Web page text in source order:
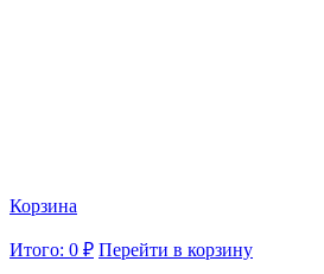
Корзина
Итого: 0 ₽ Перейти в корзину